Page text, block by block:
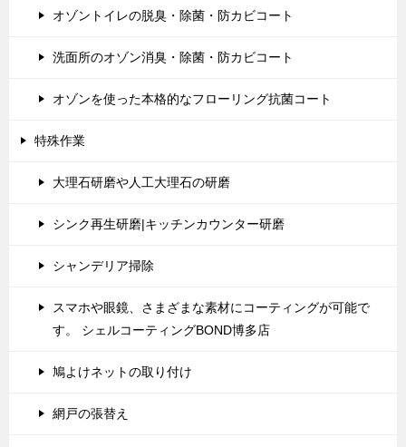
オゾントイレの脱臭・除菌・防カビコート
洗面所のオゾン消臭・除菌・防カビコート
オゾンを使った本格的なフローリング抗菌コート
特殊作業
大理石研磨や人工大理石の研磨
シンク再生研磨|キッチンカウンター研磨
シャンデリア掃除
スマホや眼鏡、さまざまな素材にコーティングが可能で
す。 シェルコーティングBOND博多店
鳩よけネットの取り付け
網戸の張替え